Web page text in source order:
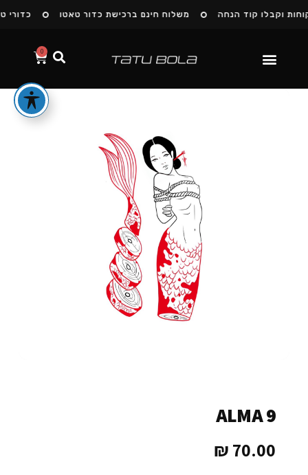
משלוח חינם ברכישת כדור טאטו כדורי וקבלו קוד הנחה
0
ALMA 9
70.00
₪